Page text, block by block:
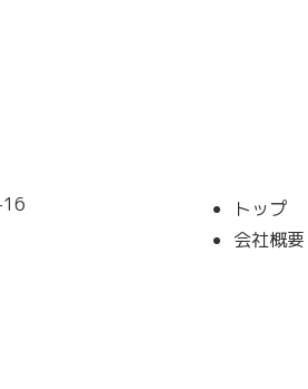
トップ
会社概要